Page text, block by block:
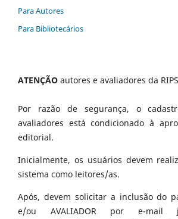
Para Autores
Para Bibliotecários
ATENÇÃO autores e avaliadores da
Por razão de segurança, o
avaliadores está condicionado à
editorial.
Inicialmente, os usuários devem
sistema como leitores/as.
Após, devem solicitar a inclusão do
e/ou AVALIADOR por e-mail